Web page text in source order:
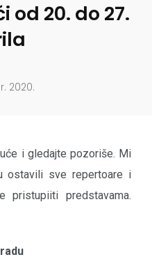
od 20. do 27.
2020.
i gledajte pozoriše. Mi
ostavili sve repertoare i
pristupiiti predstavama.